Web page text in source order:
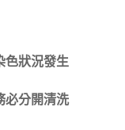
色狀況發生
必分開清洗